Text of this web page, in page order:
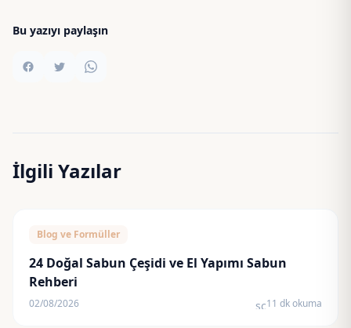
Bu yazıyı paylaşın
İlgili Yazılar
Blog ve Formüller
24 Doğal Sabun Çeşidi ve El Yapımı Sabun
Rehberi
02/08/2026 schedule
11 dk okuma